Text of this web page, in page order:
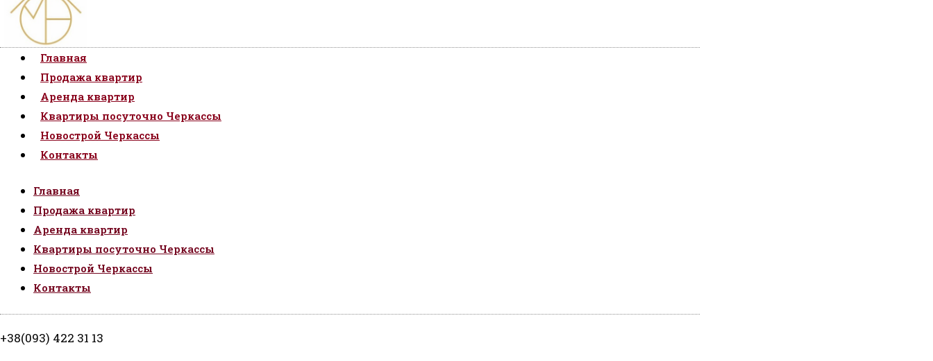
Главная
Продажа квартир
Аренда квартир
Квартиры посуточно Черкассы
Новострой Черкассы
Контакты
Главная
Продажа квартир
Аренда квартир
Квартиры посуточно Черкассы
Новострой Черкассы
Контакты
+38(093) 422 31 13